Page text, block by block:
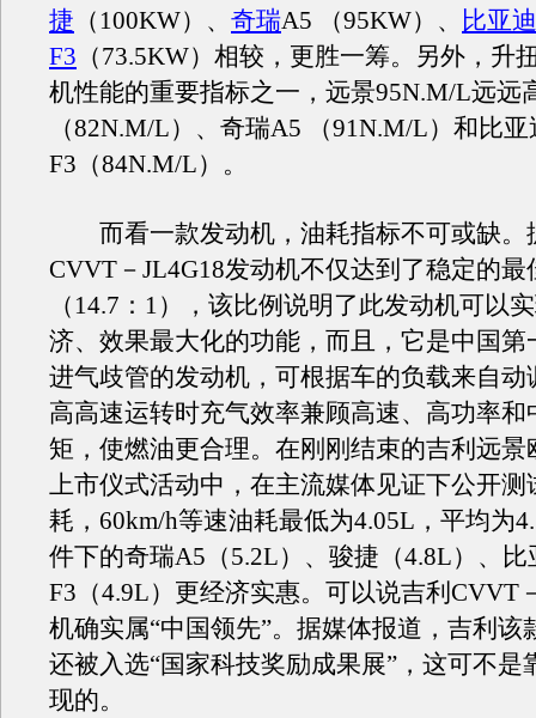
捷 （100KW）、 奇瑞A5 （95KW）、
比亚迪
F3 （73.5KW）相较，更胜一筹。另外，升
机性能的重要指标之一，远景95N.M/L远远
（82N.M/L）、奇瑞A5 （91N.M/L）和比亚
F3（84N.M/L）。
而看一款发动机，油耗指标不可或缺。
CVVT－JL4G18发动机不仅达到了稳定的最
（14.7：1），该比例说明了此发动机可以
济、效果最大化的功能，而且，它是中国第
进气歧管的发动机，可根据车的负载来自动
高高速运转时充气效率兼顾高速、高功率和
矩，使燃油更合理。在刚刚结束的吉利远景
上市仪式活动中，在主流媒体见证下公开测
耗，60km/h等速油耗最低为4.05L，平均为
件下的奇瑞A5（5.2L）、骏捷（4.8L）、比
F3（4.9L）更经济实惠。可以说吉利CVVT
机确实属“中国领先”。据媒体报道，吉利该
还被入选“国家科技奖励成果展”，这可不是
现的。